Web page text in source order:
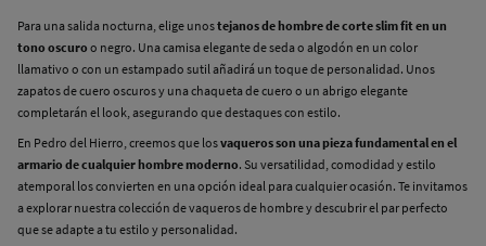
Para una salida nocturna, elige unostejanos de hombre de corte slim fit en un
tono oscuro o negro. Una camisa elegante de seda o algodón en un color
llamativo o con un estampado sutil añadirá un toque de personalidad. Unos
zapatos de cuero oscuros y una chaqueta de cuero o un abrigo elegante
completarán el look, asegurando que destaques con estilo.
En Pedro del Hierro, creemos que losvaqueros son una pieza fundamental en el
armario de cualquier hombre moderno. Su versatilidad, comodidad y estilo
atemporal los convierten en una opción ideal para cualquier ocasión. Te invitamos
a explorar nuestra colección de vaqueros de hombre y descubrir el par perfecto
que se adapte a tu estilo y personalidad.